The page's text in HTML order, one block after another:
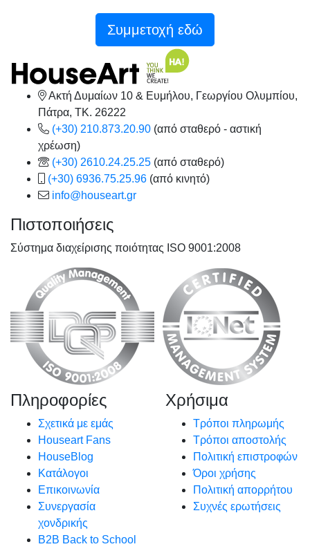
Συμμετοχή εδώ
Ακτή Δυμαίων 10 & Ευμήλου, Γεωργίου Ολυμπίου,
Πάτρα, TK. 26222
(+30) 210.873.20.90 (από σταθερό - αστική
χρέωση)
(+30) 2610.24.25.25 (από σταθερό)
(+30) 6936.75.25.96 (από κινητό)
info@houseart.gr
Πιστοποιήσεις
Σύστημα διαχείρισης ποιότητας ISO 9001:2008
Πληροφορίες
Σχετικά με εμάς
Houseart Fans
HouseBlog
Κατάλογοι
Επικοινωνία
Συνεργασία
χονδρικής
B2B Back to School
Χρήσιμα
Τρόποι πληρωμής
Τρόποι αποστολής
Πολιτική επιστροφών
Όροι χρήσης
Πολιτική απορρήτου
Συχνές ερωτήσεις